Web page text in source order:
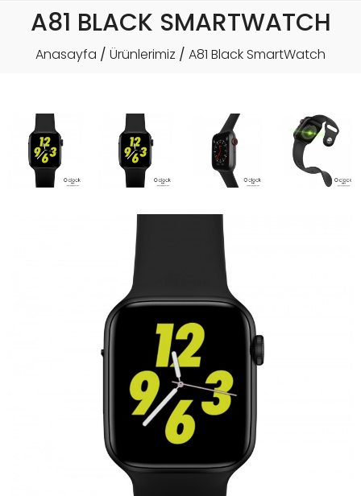
A81 BLACK SMARTWATCH
Anasayfa Ürünlerimiz A81 Black SmartWatch